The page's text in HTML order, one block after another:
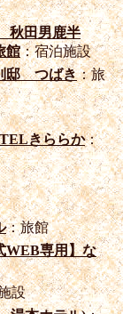
田男鹿半
館：宿泊施設
邸 つばき：旅
きららか：
：旅館
専用】な
設